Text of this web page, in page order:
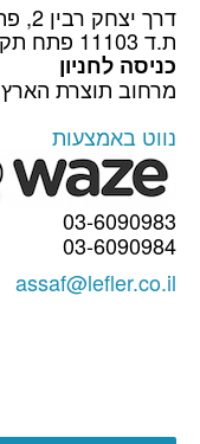
דרך יצחק רבין 2, פתח תקווה
ת.ד 11103 פתח תקווה 4934829
כניסה לחניון
מרחוב תוצרת הארץ 3 פתח תקווה
נווט באמצעות
03-6090983
03-6090984
assaf@lefler.co.il